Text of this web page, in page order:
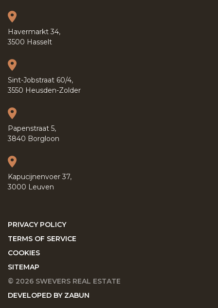
Havermarkt 34,
3500 Hasselt
Sint-Jobstraat 60/4,
3550 Heusden-Zolder
Papenstraat 5,
3840 Borgloon
Kapucijnenvoer 37,
3000 Leuven
PRIVACY POLICY
TERMS OF SERVICE
COOKIES
SITEMAP
© 2026 SWEVERS REAL ESTATE
DEVELOPED BY ZABUN